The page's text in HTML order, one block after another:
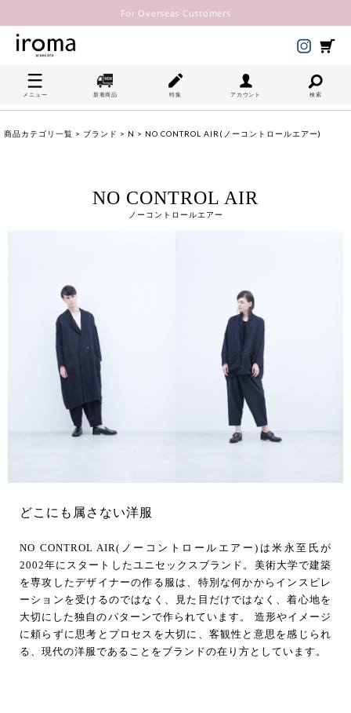
For Overseas Customers
メニュー 新着商品 特集 アカウント 検索
商品カテゴリ一覧 > ブランド > N > NO CONTROL AIR(ノーコントロールエアー)
NO CONTROL AIR
ノーコントロールエアー
どこにも属さない洋服
NO CONTROL AIR(ノーコントロールエアー)は米永至氏が
2002年にスタートしたユニセックスブランド。美術大学で建築
を専攻したデザイナーの作る服は、特別な何かからインスピレ
ーションを受けるのではなく、見た目だけではなく、着心地を
大切にした独自のパターンで作られています。 造形やイメージ
に頼らずに思考とプロセスを大切に、客観性と意思を感じられ
る、現代の洋服であることをブランドの在り方としています。